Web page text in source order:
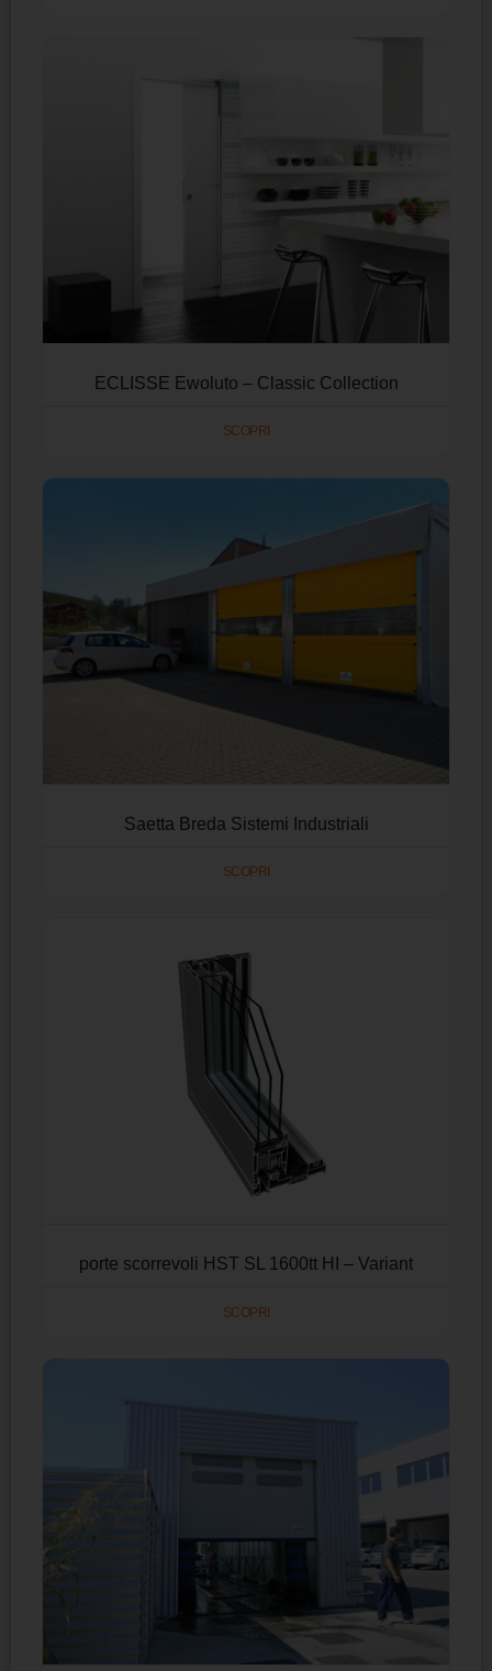
ECLISSE Ewoluto – Classic Collection
SCOPRI
Saetta Breda Sistemi Industriali
SCOPRI
porte scorrevoli HST SL 1600tt HI – Variant
SCOPRI